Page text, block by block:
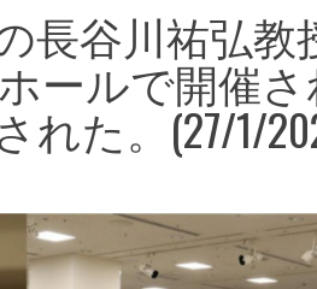
長谷川祐弘教
ールで開催
れた。(27/1/